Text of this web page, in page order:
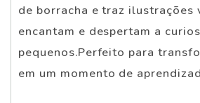
de borracha e traz ilustrações
encantam e despertam a
pequenos.Perfeito para
em um momento de